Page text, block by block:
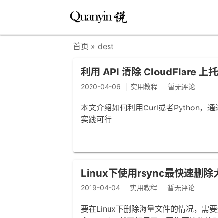
首页 » dest
利用 API 清除 CloudFlare 上
2020-04-06 实用教程 暂无评论
本文介绍如何利用Curl或者Python，
实践可行
Linux下使用rsync最快速删除
2019-04-04 实用教程 暂无评论
要在Linux下删除海量文件的情况，需